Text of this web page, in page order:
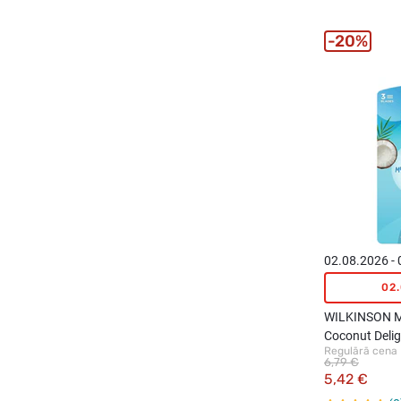
02.08.2026 -
WILKINSON
Coconut
lietošanas
4gab.
Regulārā cena
5,42 €
6,79 €
20%